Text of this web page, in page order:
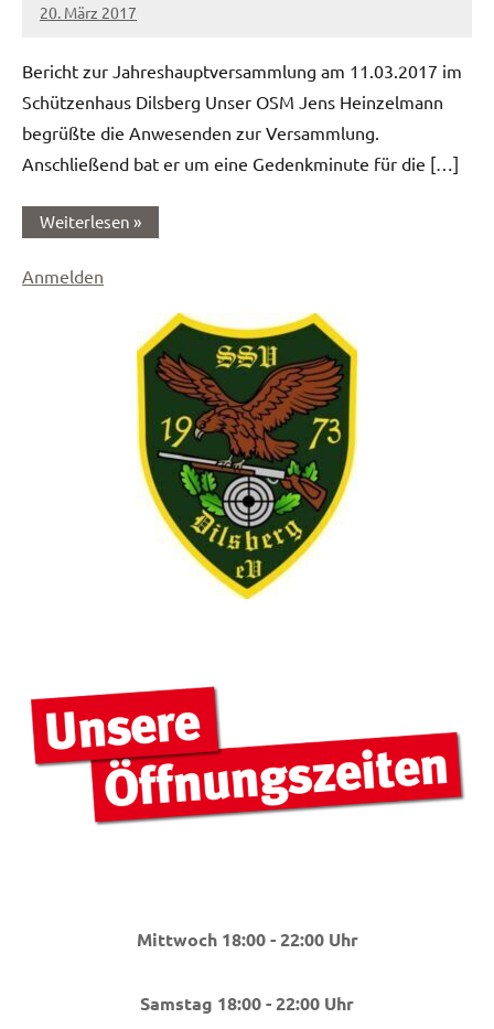
20. März 2017
Sandra
Keine
Bericht zur Jahreshauptversammlung am 11.03.2017 im
Schützenhaus Dilsberg Unser OSM Jens Heinzelmann
begrüßte die Anwesenden zur Versammlung.
Anschließend bat er um eine Gedenkminute für die […]
Weiterlesen
Generalversammlung
Anmelden
Mittwoch 18:00 - 22:00 Uhr
Samstag 18:00 - 22:00 Uhr